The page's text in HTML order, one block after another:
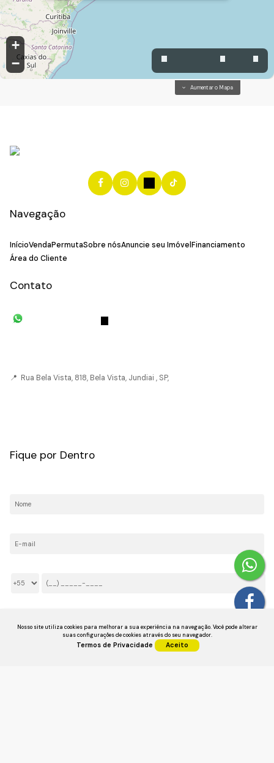
Nosso site utiliza cookies para melhorar a sua experiência na navegação.Você pode alterar
suas configurações de cookies através do seu navegador.
Termos de Privacidade Aceito
+
−
Aumentar o Mapa
Navegação
InícioVendaPermutaSobre nósAnuncie seu Imóvel Financiamento
Área do Cliente
Contato
📍 Rua Bela Vista, 818, Bela Vista, Jundiai , SP,
Fique por Dentro